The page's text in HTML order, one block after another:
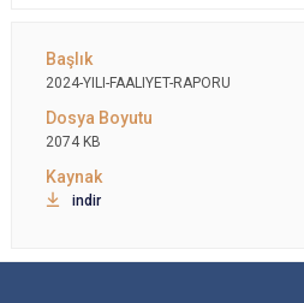
2024-YILI-FAALIYET-RAPORU
2074 KB
indir